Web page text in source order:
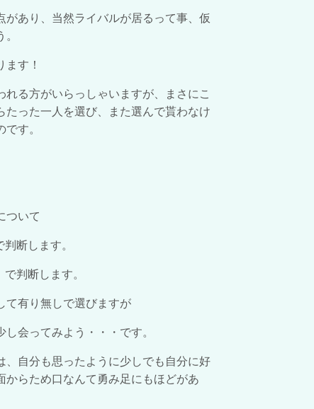
あり、当然ライバルが居るって事、仮
す！
る方がいらっしゃいますが、まさにこ
った一人を選び、また選んで貰わなけ
す。
ついて
断します。
判断します。
て有り無しで選びますが
会ってみよう・・・です。
、自分も思ったように少しでも自分に好
らため口なんて勇み足にもほどがあ